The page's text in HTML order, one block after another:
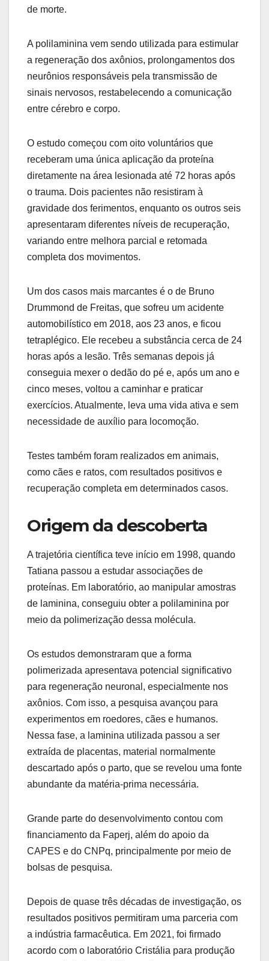
de morte.
A polilaminina vem sendo utilizada para estimular
a regeneração dos axônios, prolongamentos dos
neurônios responsáveis pela transmissão de
sinais nervosos, restabelecendo a comunicação
entre cérebro e corpo.
O estudo começou com oito voluntários que
receberam uma única aplicação da proteína
diretamente na área lesionada até 72 horas após
o trauma. Dois pacientes não resistiram à
gravidade dos ferimentos, enquanto os outros seis
apresentaram diferentes níveis de recuperação,
variando entre melhora parcial e retomada
completa dos movimentos.
Um dos casos mais marcantes é o de Bruno
Drummond de Freitas, que sofreu um acidente
automobilístico em 2018, aos 23 anos, e ficou
tetraplégico. Ele recebeu a substância cerca de 24
horas após a lesão. Três semanas depois já
conseguia mexer o dedão do pé e, após um ano e
cinco meses, voltou a caminhar e praticar
exercícios. Atualmente, leva uma vida ativa e sem
necessidade de auxílio para locomoção.
Testes também foram realizados em animais,
como cães e ratos, com resultados positivos e
recuperação completa em determinados casos.
Origem da descoberta
A trajetória científica teve início em 1998, quando
Tatiana passou a estudar associações de
proteínas. Em laboratório, ao manipular amostras
de laminina, conseguiu obter a polilaminina por
meio da polimerização dessa molécula.
Os estudos demonstraram que a forma
polimerizada apresentava potencial significativo
para regeneração neuronal, especialmente nos
axônios. Com isso, a pesquisa avançou para
experimentos em roedores, cães e humanos.
Nessa fase, a laminina utilizada passou a ser
extraída de placentas, material normalmente
descartado após o parto, que se revelou uma fonte
abundante da matéria-prima necessária.
Grande parte do desenvolvimento contou com
financiamento da Faperj, além do apoio da
CAPES e do CNPq, principalmente por meio de
bolsas de pesquisa.
Depois de quase três décadas de investigação, os
resultados positivos permitiram uma parceria com
a indústria farmacêutica. Em 2021, foi firmado
acordo com o laboratório Cristália para produção